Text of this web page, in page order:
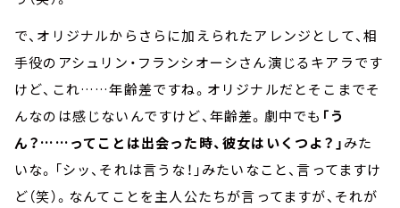
で、オリジナルからさらに加えられたアレンジとして、相
手役のアシュリン・フランシオーシさん演じるキアラです
けど、これ……年齢差ですね。オリジナルだとそこまでそ
んなのは感じないんですけど、年齢差。劇中でも 「う
ん？……ってことは出会った時、彼女はいくつよ？」みた
いな。「シッ、それは言うな！」みたいなこと、言ってますけ
ど（笑）。なんてことを主人公たちが言ってますが、それが